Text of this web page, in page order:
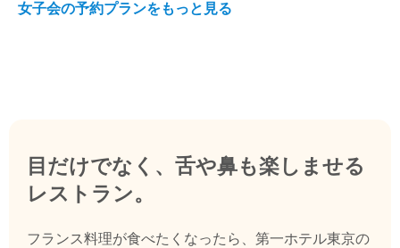
女子会の予約プランをもっと見る
目だけでなく、舌や鼻も楽しませる
レストラン。
フランス料理が食べたくなったら、第一ホテル東京の